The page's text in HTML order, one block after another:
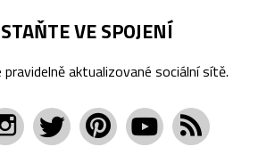
VE SPOJENÍ
pravidelně aktualizované sociální sítě.